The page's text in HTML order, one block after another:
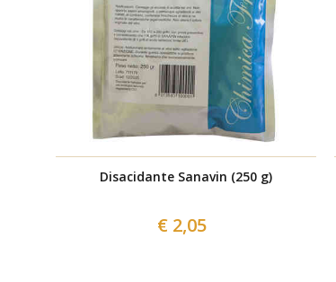
Disacidante Sanavin (250 g)
€ 2,05